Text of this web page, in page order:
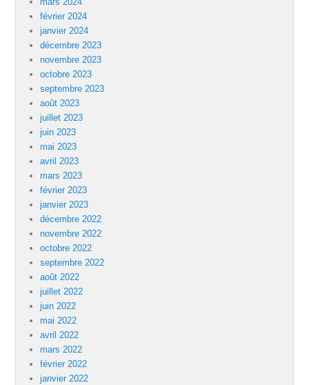
février 2024
janvier 2024
décembre 2023
novembre 2023
octobre 2023
septembre 2023
août 2023
juillet 2023
juin 2023
mai 2023
avril 2023
mars 2023
février 2023
janvier 2023
décembre 2022
novembre 2022
octobre 2022
septembre 2022
août 2022
juillet 2022
juin 2022
mai 2022
avril 2022
mars 2022
février 2022
janvier 2022